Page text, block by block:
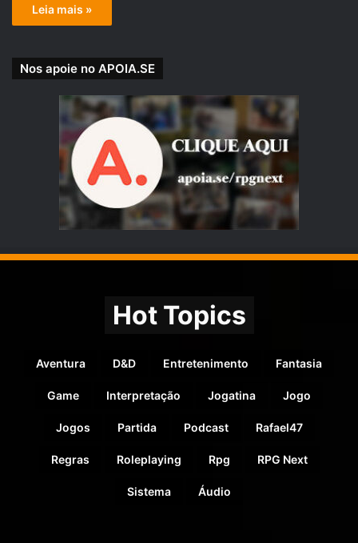
Leia mais »
Nos apoie no APOIA.SE
Hot Topics
Aventura D&D Entretenimento Fantasia
Game Interpretação Jogatina Jogo
Jogos Partida Podcast Rafael47
Regras Roleplaying Rpg RPG Next
Sistema Áudio